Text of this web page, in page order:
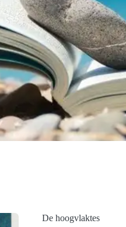
De hoogvlaktes